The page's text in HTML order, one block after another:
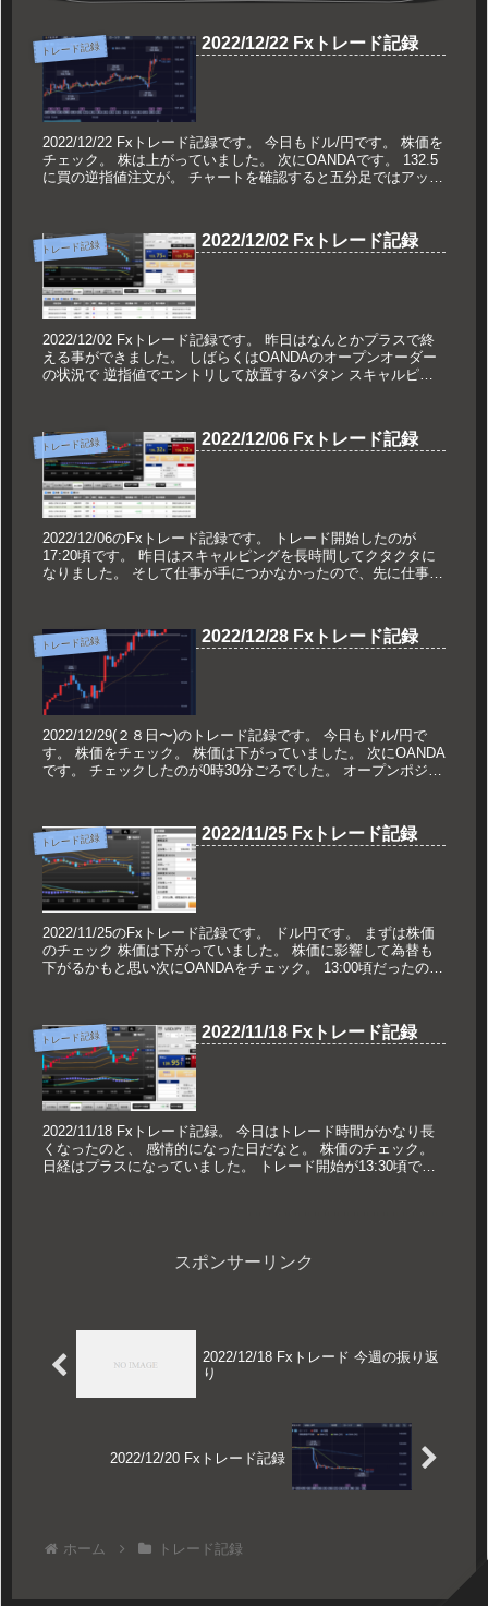
トレード記録 2022/12/22 Fxトレード記録
2022/12/22 Fxトレード記録です。 今日もドル/円です。 株価を
チェック。 株は上がっていました。 次にOANDAです。 132.5
に買の逆指値注文が。 チャートを確認すると五分足ではアップ
トレード記録 2022/12/02 Fxトレード記録
2022/12/02 Fxトレード記録です。 昨日はなんとかプラスで終
える事ができました。 しばらくはOANDAのオープンオーダー
の状況で 逆指値でエントリして放置するパタン スキャルピン
トレード記録 2022/12/06 Fxトレード記録
2022/12/06のFxトレード記録です。 トレード開始したのが
17:20頃です。 昨日はスキャルピングを長時間してクタクタに
なりました。 そして仕事が手につかなかったので、先に仕事を
トレード記録 2022/12/28 Fxトレード記録
2022/12/29(２８日〜)のトレード記録です。 今日もドル/円で
す。 株価をチェック。 株価は下がっていました。 次にOANDA
です。 チェックしたのが0時30分ごろでした。 オープンポジシ
トレード記録 2022/11/25 Fxトレード記録
2022/11/25のFxトレード記録です。 ドル円です。 まずは株価
のチェック 株価は下がっていました。 株価に影響して為替も
下がるかもと思い次にOANDAをチェック。 13:00頃だったので
トレード記録 2022/11/18 Fxトレード記録
2022/11/18 Fxトレード記録。 今日はトレード時間がかなり長
くなったのと、 感情的になった日だなと。 株価のチェック。
日経はプラスになっていました。 トレード開始が13:30頃で
スポンサーリンク
2022/12/18 Fxトレード 今週の振り返
り
2022/12/20 Fxトレード記録
ホーム トレード記録